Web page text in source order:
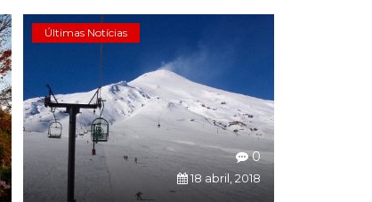
Últimas Notícias
0
18 abril, 2018